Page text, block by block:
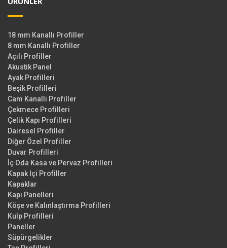
18 mm Kanallı Profiller
8 mm Kanallı Profiller
Açılı Profiller
Akustik Panel
Ayak Profilleri
Beşik Profilleri
Cam Kanallı Profiller
Çekmece Profilleri
Çelik Kapı Profilleri
Dairesel Profiller
Diğer Özel Profiller
Duvar Profilleri
İç Oda Kasa ve Pervaz Profilleri
Kapak İçi Profiller
Kapaklar
Kapı Panelleri
Köşe ve Kalınlaştırma Profilleri
Kulp Profilleri
Paneller
Süpürgelikler